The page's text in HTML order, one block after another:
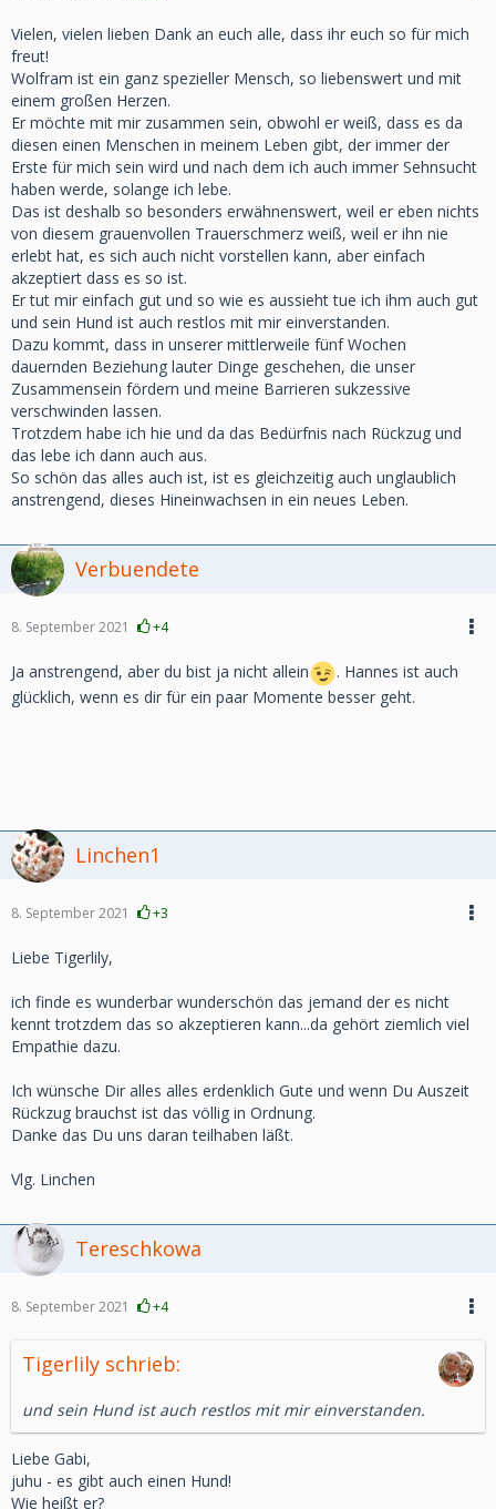
Vielen, vielen lieben Dank an euch alle, dass ihr euch so für mich
freut!
Wolfram ist ein ganz spezieller Mensch, so liebenswert und mit
einem großen Herzen.
Er möchte mit mir zusammen sein, obwohl er weiß, dass es da
diesen einen Menschen in meinem Leben gibt, der immer der
Erste für mich sein wird und nach dem ich auch immer Sehnsucht
haben werde, solange ich lebe.
Das ist deshalb so besonders erwähnenswert, weil er eben nichts
von diesem grauenvollen Trauerschmerz weiß, weil er ihn nie
erlebt hat, es sich auch nicht vorstellen kann, aber einfach
akzeptiert dass es so ist.
Er tut mir einfach gut und so wie es aussieht tue ich ihm auch gut
und sein Hund ist auch restlos mit mir einverstanden.
Dazu kommt, dass in unserer mittlerweile fünf Wochen
dauernden Beziehung lauter Dinge geschehen, die unser
Zusammensein fördern und meine Barrieren sukzessive
verschwinden lassen.
Trotzdem habe ich hie und da das Bedürfnis nach Rückzug und
das lebe ich dann auch aus.
So schön das alles auch ist, ist es gleichzeitig auch unglaublich
anstrengend, dieses Hineinwachsen in ein neues Leben.
Verbuendete
8. September 2021 +4
Ja anstrengend, aber du bist ja nicht allein
. Hannes ist auch
glücklich, wenn es dir für ein paar Momente besser geht.
Linchen1
8. September 2021 +3
Liebe Tigerlily,
ich finde es wunderbar wunderschön das jemand der es nicht
kennt trotzdem das so akzeptieren kann...da gehört ziemlich viel
Empathie dazu.
Ich wünsche Dir alles alles erdenklich Gute und wenn Du Auszeit
Rückzug brauchst ist das völlig in Ordnung.
Danke das Du uns daran teilhaben läßt.
Vlg. Linchen
Tereschkowa
8. September 2021 +4
Tigerlily schrieb:
und sein Hund ist auch restlos mit mir einverstanden.
Liebe Gabi,
juhu - es gibt auch einen Hund!
Wie heißt er?